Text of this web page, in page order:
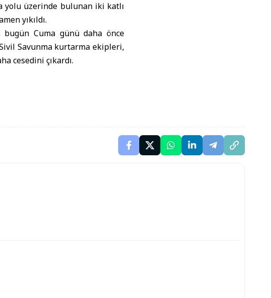
yolu üzerinde bulunan iki katlı
yıkıldı.
bugün Cuma günü daha önce
Savunma kurtarma ekipleri,
cesedini çıkardı.